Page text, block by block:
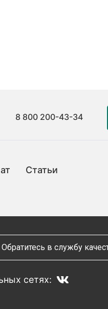
8 800 200-43-34
Статьи
Обратитесь в службу
сетях: